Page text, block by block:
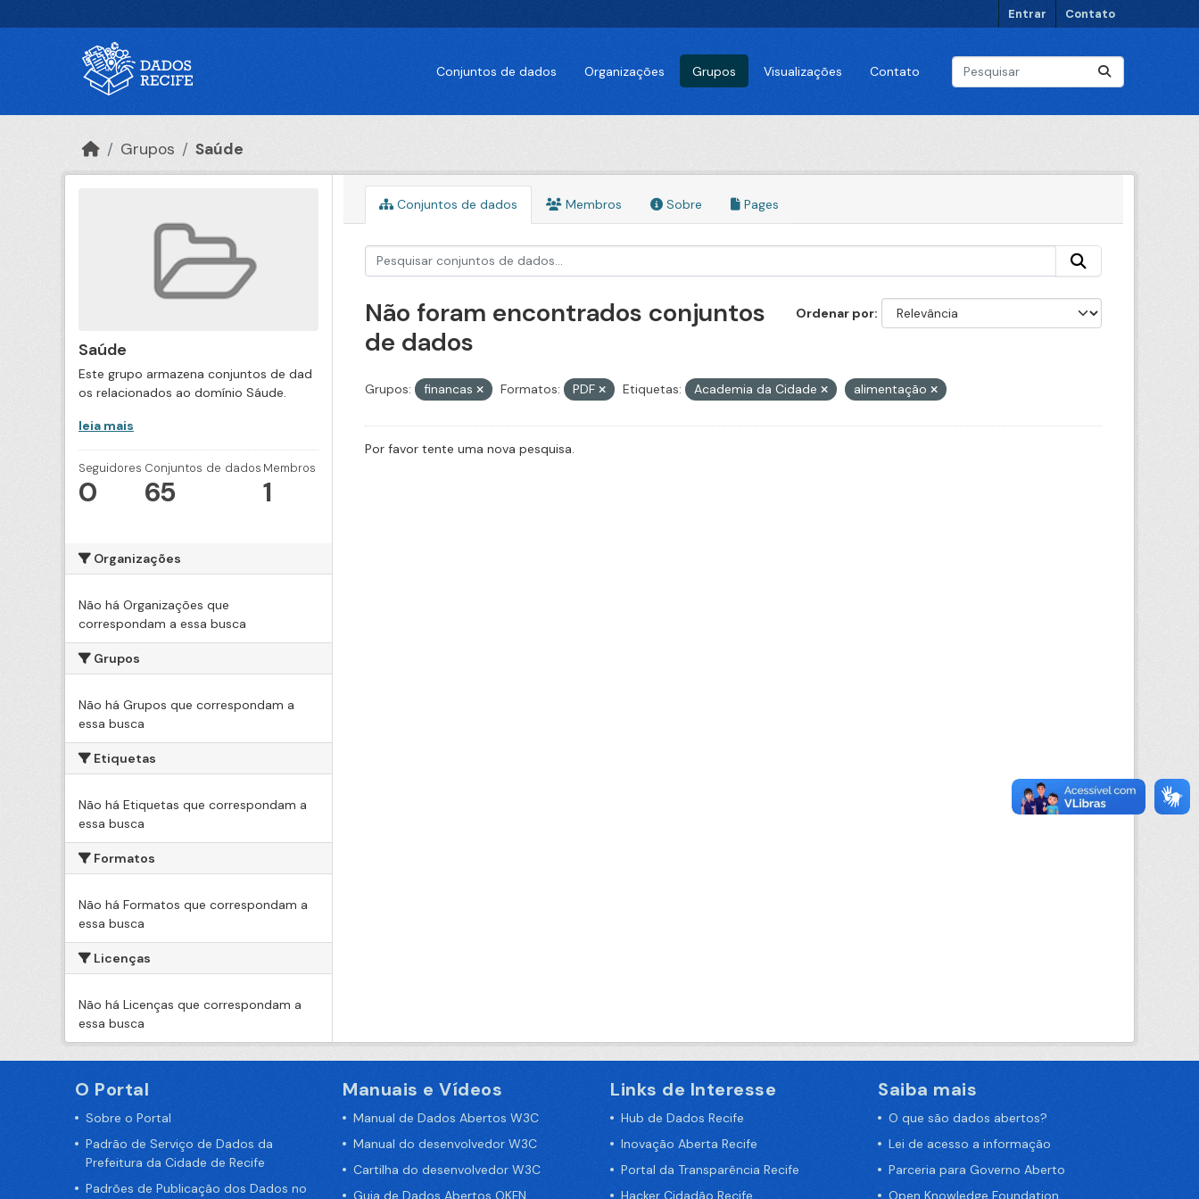
Entrar Contato
Conjuntos de dados Organizações Grupos Visualizações Contato
Grupos Saúde
Saúde
Este grupo armazena conjuntos de dad
os relacionados ao domínio Sáude.
leia mais
Seguidores
0
Conjuntos de dados
65
Membros
1
Organizações
Não há Organizações que
correspondam a essa busca
Grupos
Não há Grupos que correspondam a
essa busca
Etiquetas
Não há Etiquetas que correspondam a
essa busca
Formatos
Não há Formatos que correspondam a
essa busca
Licenças
Não há Licenças que correspondam a
essa busca
Conjuntos de dados Membros Sobre Pages
Ordenar por
Não foram encontrados conjuntos
de dados
Grupos: financas Formatos: PDF Etiquetas: Academia da Cidade alimentação
Por favor tente uma nova pesquisa.
O Portal
Sobre o Portal
Padrão de Serviço de Dados da
Prefeitura da Cidade de Recife
Padrões de Publicação dos Dados no
Manuais e Vídeos
Manual de Dados Abertos W3C
Manual do desenvolvedor W3C
Cartilha do desenvolvedor W3C
Guia de Dados Abertos OKFN
Links de Interesse
Hub de Dados Recife
Inovação Aberta Recife
Portal da Transparência Recife
Hacker Cidadão Recife
Saiba mais
O que são dados abertos?
Lei de acesso a informação
Parceria para Governo Aberto
Open Knowledge Foundation